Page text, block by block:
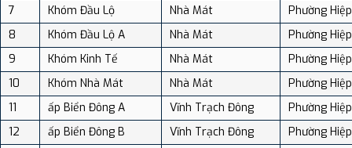
7
Khóm Đầu Lộ Nhà Mát
Phường
8
Khóm Đầu Lộ A Nhà Mát
Phường
9
Khóm Kinh Tế Nhà Mát
Phường
10
Khóm Nhà Mát Nhà Mát
Phường
11
ấp Biển Đông A Vĩnh Trạch Đông
Phường
12
ấp Biển Đông B Vĩnh Trạch Đông
Phường